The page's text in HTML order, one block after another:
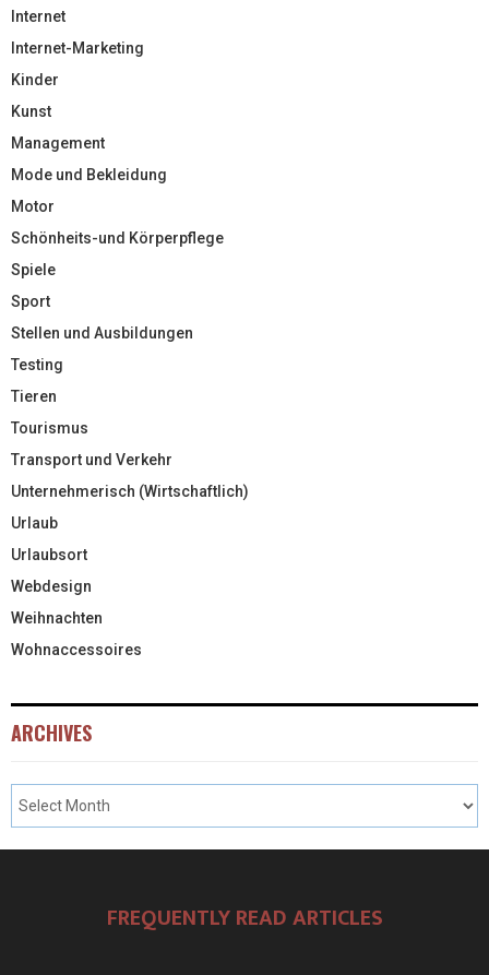
Internet
Internet-Marketing
Kinder
Kunst
Management
Mode und Bekleidung
Motor
Schönheits-und Körperpflege
Spiele
Sport
Stellen und Ausbildungen
Testing
Tieren
Tourismus
Transport und Verkehr
Unternehmerisch (Wirtschaftlich)
Urlaub
Urlaubsort
Webdesign
Weihnachten
Wohnaccessoires
ARCHIVES
FREQUENTLY READ ARTICLES